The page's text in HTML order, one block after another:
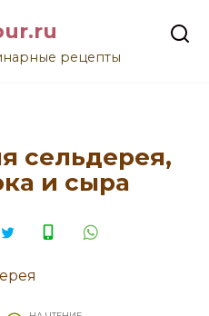
рецепты
сельдерея,
и сыра